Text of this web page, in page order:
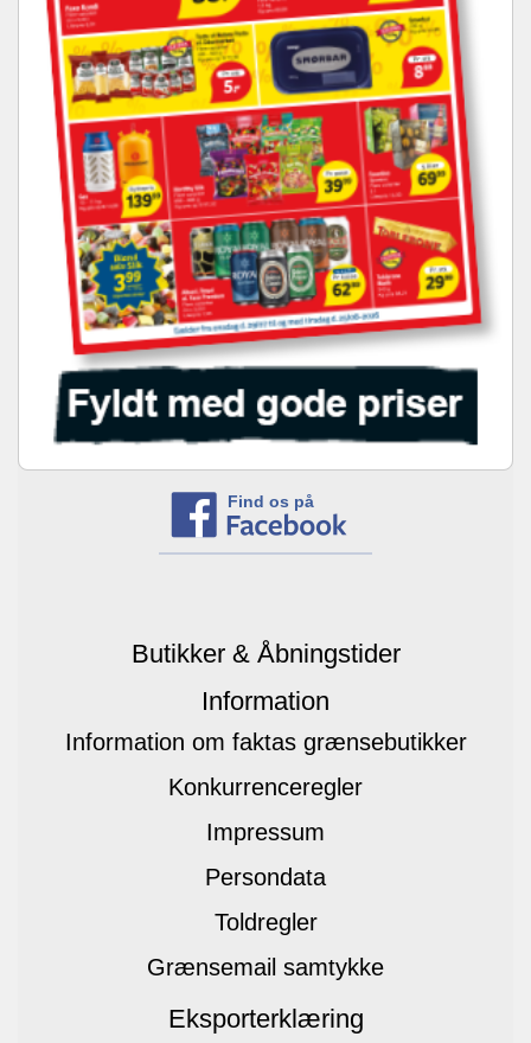
Find os på
Butikker & Åbningstider
Information
Information om faktas grænsebutikker
Konkurrenceregler
Impressum
Persondata
Toldregler
Grænsemail samtykke
Eksporterklæring